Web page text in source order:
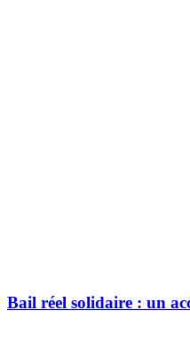
Bail réel solidaire : un